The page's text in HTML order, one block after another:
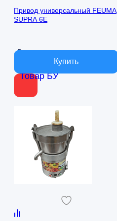
Товар БУ
составляла
90
51
000 ₽.
Привод универсальный FEUMA
SUPRA 6E
В наличии